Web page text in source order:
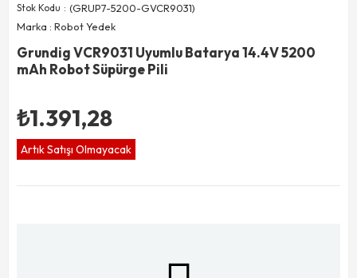
Stok Kodu
(GRUP7-5200-GVCR9031)
Marka : Robot Yedek
Grundig VCR9031 Uyumlu Batarya 14.4V 5200
mAh Robot Süpürge Pili
₺1.391,28
Artık Satışı Olmayacak